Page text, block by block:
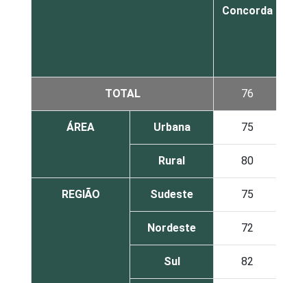
Concorda
TOTAL 76
ÁREA Urbana 75
Rural 80
REGIÃO Sudeste 75
Nordeste 72
Sul 82